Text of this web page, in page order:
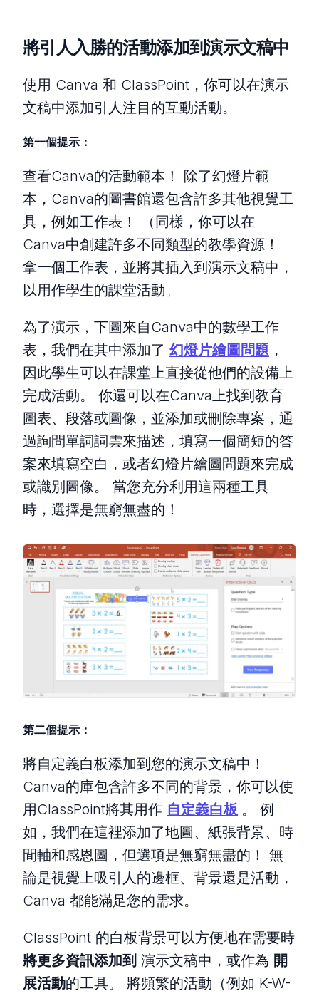
將引人入勝的活動添加到演示文稿中
使用 Canva 和 ClassPoint，你可以在演示
文稿中添加引人注目的互動活動。
第一個提示：
查看Canva的活動範本！ 除了幻燈片範
本，Canva的圖書館還包含許多其他視覺工
具，例如工作表！ （同樣，你可以在
Canva中創建許多不同類型的教學資源！
拿一個工作表，並將其插入到演示文稿中，
以用作學生的課堂活動。
為了演示，下圖來自Canva中的數學工作
表，我們在其中添加了 幻燈片繪圖問題 ，
因此學生可以在課堂上直接從他們的設備上
完成活動。 你還可以在Canva上找到教育
圖表、段落或圖像，並添加或刪除專案，通
過詢問單詞詞雲來描述，填寫一個簡短的答
案來填寫空白，或者幻燈片繪圖問題來完成
或識別圖像。 當您充分利用這兩種工具
時，選擇是無窮無盡的！
第二個提示：
將自定義白板添加到您的演示文稿中！
Canva的庫包含許多不同的背景，你可以使
用ClassPoint將其用作 自定義白板 。 例
如，我們在這裡添加了地圖、紙張背景、時
間軸和感恩圖，但選項是無窮無盡的！ 無
論是視覺上吸引人的邊框、背景還是活動，
Canva 都能滿足您的需求。
ClassPoint 的白板背景可以方便地在需要時
將更多資訊添加到 演示文稿中，或作為 開
展活動的工具。 將頻繁的活動（例如 K-W-